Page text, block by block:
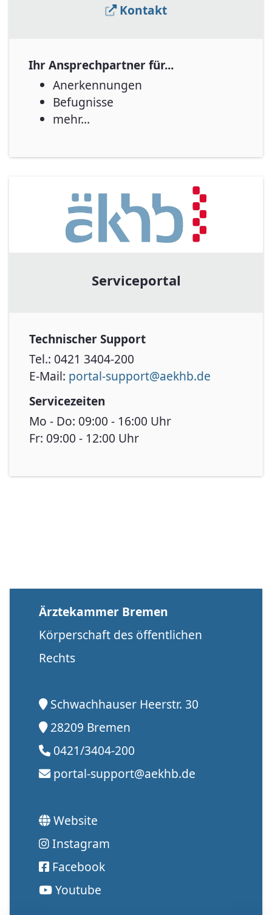
Kontakt
Ihr Ansprechpartner für...
Anerkennungen
Befugnisse
mehr...
Serviceportal
Technischer Support
Tel.: 0421 3404-200
E-Mail: portal-support@aekhb.de
Servicezeiten
Mo - Do: 09:00 - 16:00 Uhr
Fr: 09:00 - 12:00 Uhr
Ärztekammer Bremen
Körperschaft des öffentlichen
Rechts
Schwachhauser Heerstr. 30
28209 Bremen
0421/3404-200
portal-support@aekhb.de
Website
Instagram
Facebook
Youtube